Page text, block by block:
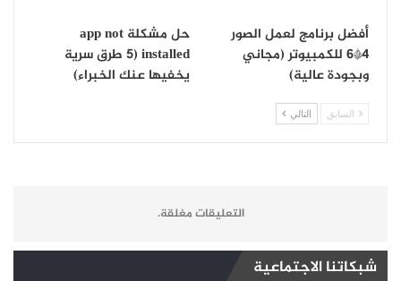
أفضل برنامج لعمل الصور
4*6 للكمبيوتر (مجاني
وبجودة عالية)
حل مشكلة app not
installed (5 طرق سرية
يخفيها عنك الخبراء)
السابق التالي
التعليقات مغلقة.
شبكاتنا الاجتماعية